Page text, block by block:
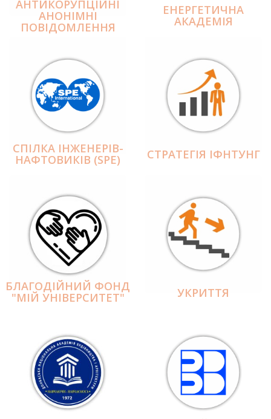
АНТИКОРУПЦІЙНІ
АНОНІМНІ
ПОВІДОМЛЕННЯ
ЕНЕРГЕТИЧНА
АКАДЕМІЯ
СПІЛКА ІНЖЕНЕРІВ-
НАФТОВИКІВ (SPE) СТРАТЕГІЯ ІФНТУНГ
БЛАГОДІЙНИЙ ФОНД
"МІЙ УНІВЕРСИТЕТ" УКРИТТЯ